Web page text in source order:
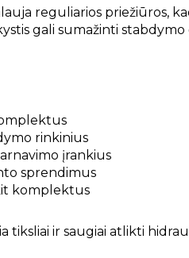
reguliarios priežiūros,
gali sumažinti
rinkinius
įrankius
sprendimus
komplektus
tiksliai ir saugiai atlikti